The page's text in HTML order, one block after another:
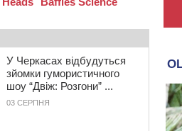
У Черкасах відбудуться
зйомки гумористичного
шоу “Двіж: Розгони” ...
03 СЕРПНЯ